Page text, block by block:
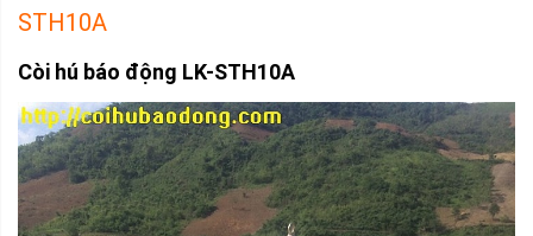
STH10A
Còi hú báo động LK-STH10A